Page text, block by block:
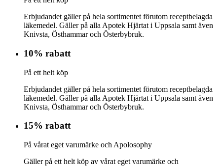
Erbjudandet gäller på hela sortimentet förutom receptbelagda
läkemedel. Gäller på alla Apotek Hjärtat i Uppsala samt även
Knivsta, Östhammar och Österbybruk.
10% rabatt
På ett helt köp
Erbjudandet gäller på hela sortimentet förutom receptbelagda
läkemedel. Gäller på alla Apotek Hjärtat i Uppsala samt även
Knivsta, Östhammar och Österbybruk.
15% rabatt
På vårat eget varumärke och Apolosophy
Gäller på ett helt köp av vårat eget varumärke och